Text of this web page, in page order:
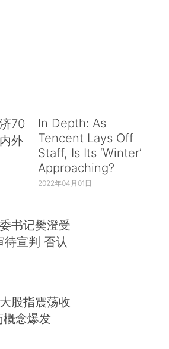
70
外
In Depth: As
Tencent Lays Off
Staff, Is Its ‘Winter’
Approaching?
2022年04月01日
书记樊澄受
宣判 否认
股指震荡收
念爆发